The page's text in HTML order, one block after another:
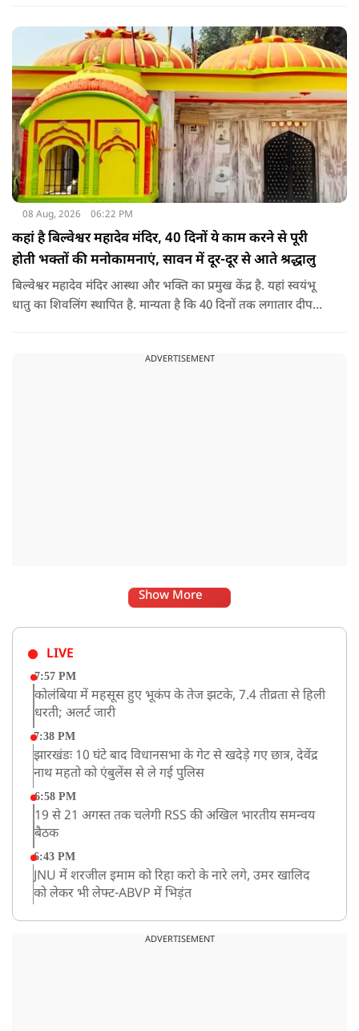
सकता है.
08 Aug, 2026 06:22 PM
कहां है बिल्वेश्वर महादेव मंदिर, 40 दिनों ये काम करने से पूरी
होती भक्तों की मनोकामनाएं, सावन में दूर-दूर से आते श्रद्धालु
बिल्वेश्वर महादेव मंदिर आस्था और भक्ति का प्रमुख केंद्र है. यहां स्वयंभू
धातु का शिवलिंग स्थापित है. मान्यता है कि 40 दिनों तक लगातार दीपक
ADVERTISEMENT
Show More
LIVE
7:57 PM
कोलंबिया में महसूस हुए भूकंप के तेज झटके, 7.4 तीव्रता से हिली
धरती; अलर्ट जारी
7:38 PM
झारखंडः 10 घंटे बाद विधानसभा के गेट से खदेड़े गए छात्र, देवेंद्र
नाथ महतो को एंबुलेंस से ले गई पुलिस
6:58 PM
19 से 21 अगस्त तक चलेगी RSS की अखिल भारतीय समन्वय
बैठक
6:43 PM
JNU में शरजील इमाम को रिहा करो के नारे लगे, उमर खालिद
को लेकर भी लेफ्ट-ABVP में भिड़ंत
रांची में विधानसभा के गेट पर पहुंचे प्रदर्शनकारी छात्र, भारी पुलिस
ADVERTISEMENT